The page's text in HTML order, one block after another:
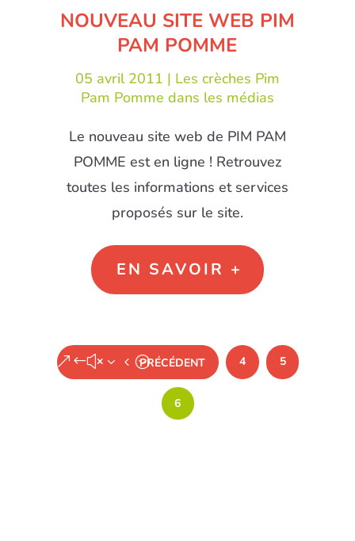
NOUVEAU SITE WEB PIM
PAM POMME
05 avril 2011 | Les crèches Pim
Pam Pomme dans les médias
Le nouveau site web de PIM PAM
POMME est en ligne ! Retrouvez
toutes les informations et services
proposés sur le site.
EN SAVOIR +
&#x34;PRÉCÉDENT 4 5
6